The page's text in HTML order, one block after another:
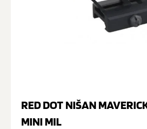
RED DOT NIŠAN
MINI MIL